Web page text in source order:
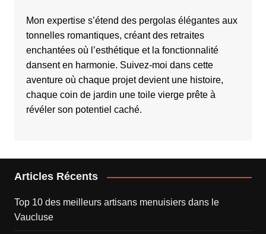
Mon expertise s’étend des pergolas élégantes aux
tonnelles romantiques, créant des retraites
enchantées où l’esthétique et la fonctionnalité
dansent en harmonie. Suivez-moi dans cette
aventure où chaque projet devient une histoire,
chaque coin de jardin une toile vierge prête à
révéler son potentiel caché.
Articles Récents
Top 10 des meilleurs artisans menuisiers dans le
Vaucluse